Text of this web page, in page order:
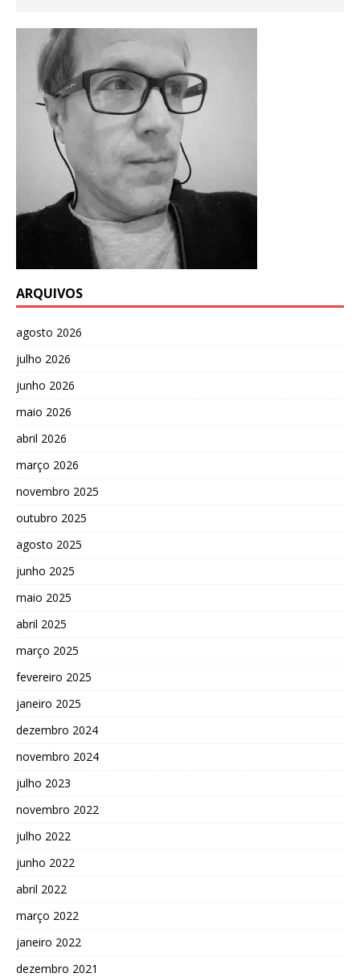
ARQUIVOS
agosto 2026
julho 2026
junho 2026
maio 2026
abril 2026
março 2026
novembro 2025
outubro 2025
agosto 2025
junho 2025
maio 2025
abril 2025
março 2025
fevereiro 2025
janeiro 2025
dezembro 2024
novembro 2024
julho 2023
novembro 2022
julho 2022
junho 2022
abril 2022
março 2022
janeiro 2022
dezembro 2021